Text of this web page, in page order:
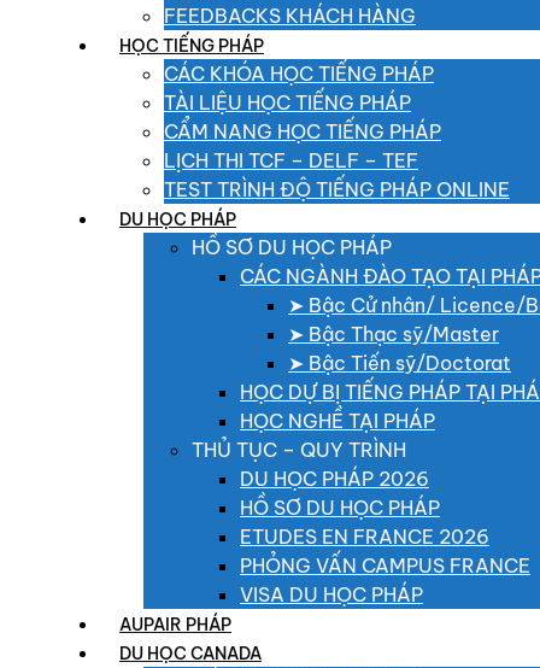
FEEDBACKS KHÁCH HÀNG
HỌC TIẾNG PHÁP
CÁC KHÓA HỌC TIẾNG PHÁP
TÀI LIỆU HỌC TIẾNG PHÁP
CẨM NANG HỌC TIẾNG PHÁP
LỊCH THI TCF – DELF – TEF
TEST TRÌNH ĐỘ TIẾNG PHÁP ONLINE
DU HỌC PHÁP
HỒ SƠ DU HỌC PHÁP
CÁC NGÀNH ĐÀO TẠO TẠI
➤ Bậc Cử nhân/ Licence/
➤ Bậc Thạc sỹ/Master
➤ Bậc Tiến sỹ/Doctorat
HỌC DỰ BỊ TIẾNG PHÁP TẠI
HỌC NGHỀ TẠI PHÁP
THỦ TỤC – QUY TRÌNH
DU HỌC PHÁP 2026
HỒ SƠ DU HỌC PHÁP
ETUDES EN FRANCE 2026
PHỎNG VẤN CAMPUS FRANCE
VISA DU HỌC PHÁP
AUPAIR PHÁP
DU HỌC CANADA